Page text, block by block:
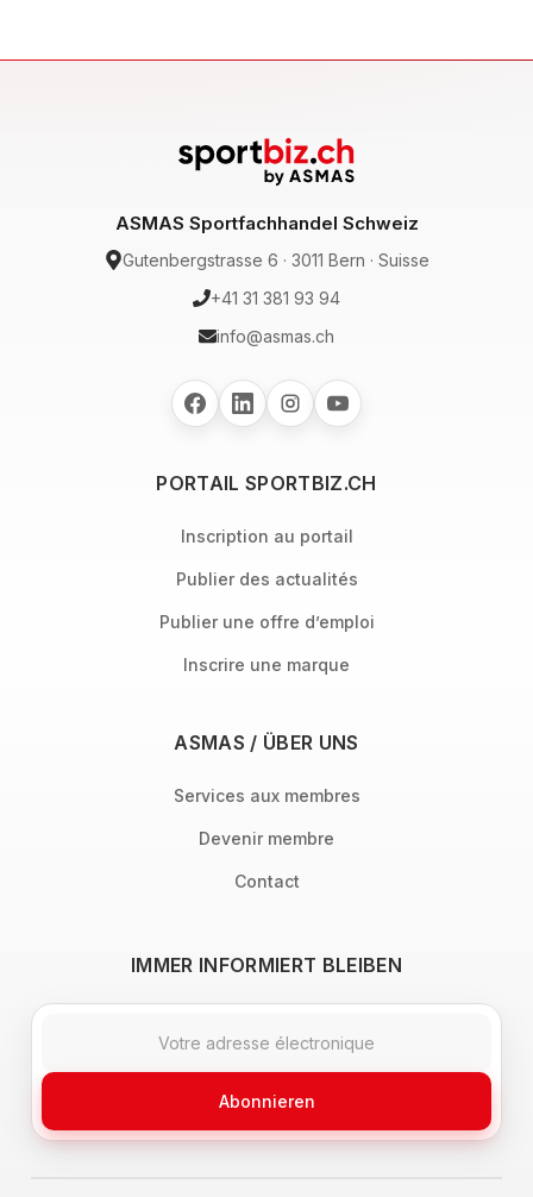
ASMAS Sportfachhandel Schweiz
Gutenbergstrasse 6 · 3011 Bern · Suisse
+41 31 381 93 94
info@asmas.ch
PORTAIL SPORTBIZ.CH
Inscription au portail
Publier des actualités
Publier une offre d’emploi
Inscrire une marque
ASMAS / ÜBER UNS
Services aux membres
Devenir membre
Contact
IMMER INFORMIERT BLEIBEN
Abonnieren